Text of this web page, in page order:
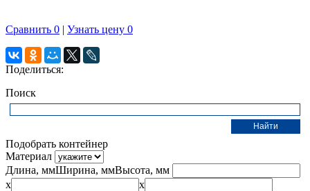
Сравнить 0 | Узнать цену 0
Поделиться:
Поиск
Подобрать контейнер
Материал
Длина, ммШирина, ммВысота, мм
x
x